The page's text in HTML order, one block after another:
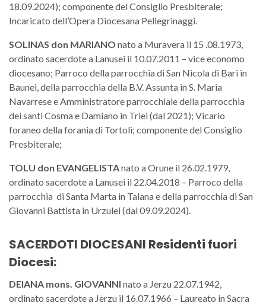
18.09.2024); componente del Consiglio Presbiterale;
Incaricato dell’Opera Diocesana Pellegrinaggi.
SOLINAS don MARIANO nato a Muravera il 15 .08.1973,
ordinato sacerdote a Lanusei il 10.07.2011 – vice economo
diocesano; Parroco della parrocchia di San Nicola di Bari in
Baunei, della parrocchia della B.V. Assunta in S. Maria
Navarrese e Amministratore parrocchiale della parrocchia
dei santi Cosma e Damiano in Triei (dal 2021); Vicario
foraneo della forania di Tortolì; componente del Consiglio
Presbiterale;
TOLU don EVANGELISTAnato a Orune il 26.02.1979,
ordinato sacerdote a Lanusei il 22.04.2018 – Parroco della
parrocchia di Santa Marta in Talana e della parrocchia di San
Giovanni Battista in Urzulei (dal 09.09.2024).
SACERDOTI DIOCESANI Residenti fuori
Diocesi:
DEIANA mons. GIOVANNI nato a Jerzu 22.07.1942,
ordinato sacerdote a Jerzu il 16.07.1966 – Laureato in Sacra